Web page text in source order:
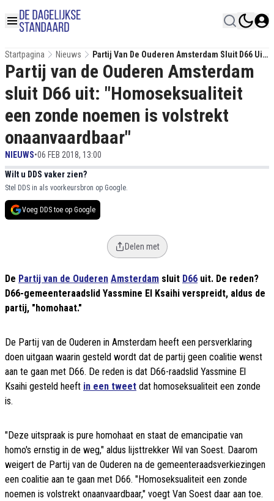
Startpagina Nieuws
Partij Van De Ouderen Amsterdam Sluit D66 Uit:
"Homoseksualiteit Een Zonde Noemen Is
Volstrekt Onaanvaardbaar"
Partij van de Ouderen Amsterdam
sluit D66 uit: "Homoseksualiteit
een zonde noemen is volstrekt
onaanvaardbaar"
NIEUWS•06 FEB 2018, 13:00
Wilt u DDS vaker zien?
Stel DDS in als voorkeursbron op Google.
Voeg DDS toe op Google
Delen met
De Partij van de Ouderen Amsterdam sluit D66 uit. De reden?
D66-gemeenteraadslid Yassmine El Ksaihi verspreidt, aldus de
partij, "homohaat."
De Partij van de Ouderen in Amsterdam heeft een persverklaring
doen uitgaan waarin gesteld wordt dat de partij geen coalitie wenst
aan te gaan met D66. De reden is dat D66-raadslid Yassmine El
Ksaihi gesteld heeft in een tweet dat homoseksualiteit een zonde
is.
"Deze uitspraak is pure homohaat en staat de emancipatie van
homo's ernstig in de weg," aldus lijsttrekker Wil van Soest. Daarom
weigert de Partij van de Ouderen na de gemeenteraadsverkiezingen
een coalitie aan te gaan met D66. "Homoseksualiteit een zonde
noemen is volstrekt onaanvaardbaar," voegt Van Soest daar aan toe.